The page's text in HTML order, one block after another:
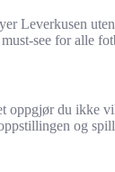
Leverkusen
see for alle
du ikke
og